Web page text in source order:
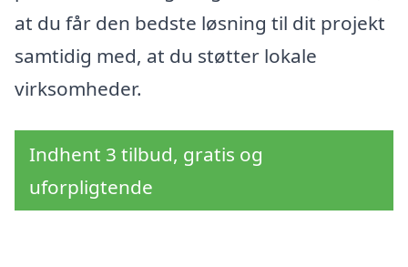
at du får den bedste løsning til dit projekt
samtidig med, at du støtter lokale
virksomheder.
Indhent 3 tilbud, gratis og
uforpligtende